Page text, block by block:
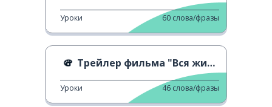
Уроки 60 слова/фразы
Трейлер фильма "Вся жизнь впереди"
Уроки 46 слова/фразы